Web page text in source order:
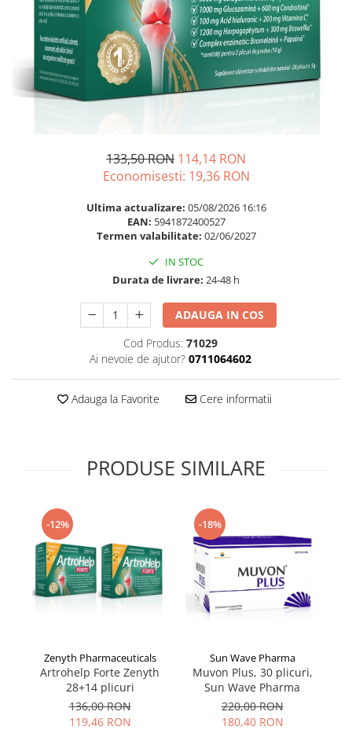
Omega 3
Par si unghii
Probiotice si prebiotice
Prostata
Slabire si control greutate
Supliment Complexe
Supliment Vitamina B
Supliment Vitamina C
Supliment Vitamina D3
Tuse gat si respiratie
Ingrijire par
Balsam masca si tratament
Produse cu SPF Pentru Fata
Repelenti insecte
133,50 RON 114,14 RON
Economisesti: 19,36 RON
Ultima actualizare: 05/08/2026 16:16
EAN: 5941872400527
Termen valabilitate: 02/06/2027
IN STOC
Durata de livrare: 24-48 h
ADAUGA IN COS
Cod Produs: 71029
Ai nevoie de ajutor? 0711064602
Adauga la Favorite Cere informatii
PRODUSE SIMILARE
-12%
Zenyth Pharmaceuticals
Artrohelp Forte Zenyth
28+14 plicuri
136,00 RON
119,46 RON
-18%
Sun Wave Pharma
Muvon Plus, 30 plicuri,
Sun Wave Pharma
220,00 RON
180,40 RON